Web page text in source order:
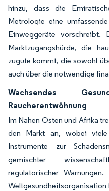
hinzu, dass die
Metrologie eine
Einweggeräte vorschreibt.
Marktzugangshürde, die
zugute kommt, die sowohl
auch über die notwendige
Wachsendes
Raucherentwöhnung
Im Nahen Osten und Afrika
den Markt an, wobei
Instrumente zur
gemischter
regulatorischer